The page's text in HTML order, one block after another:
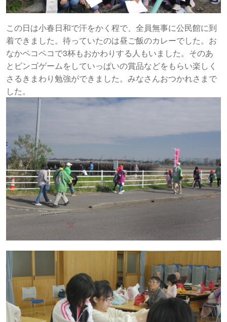
この日は小春日和で汗をかく程で、全員無事に公民館に到
着できました。待っていたのは昼ご飯のカレーでした。お
なかペコペコで3杯もおかわりする人もいました。そのあ
とビンゴゲームをしていっぱいの賞品などをもらい楽しく
さるきまわり勉強ができました。みなさんおつかれさまで
した。